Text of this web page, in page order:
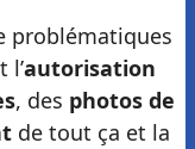
problématiques
l’autorisation
, des photos de
de tout ça et la